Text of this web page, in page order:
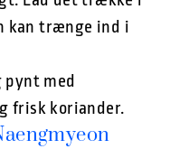
kan trænge ind i
pynt med
frisk koriander.